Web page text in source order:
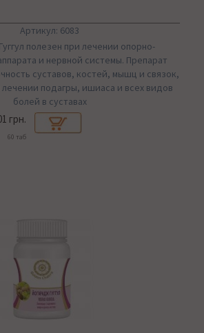
Артикул: 6083
полезен при лечении опорно-
и нервной системы. Препарат
суставов, костей, мышц и связок,
подагры, ишиаса и всех видов
болей в суставах
грн.
60 таб